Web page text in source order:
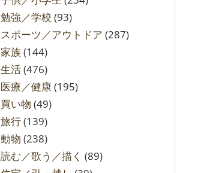
勉強／学校 (93)
スポーツ／アウトドア (287)
家族(144)
生活(476)
医療／健康(195)
買い物 (49)
旅行(139)
動物 (238)
読む／歌う／描く (89)